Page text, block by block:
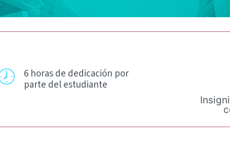
6 horas de dedicación por
parte del estudiante